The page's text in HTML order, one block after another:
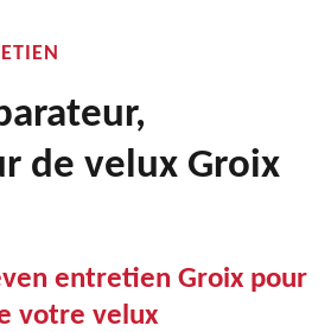
de velux Groix
entretien Groix pour
votre velux